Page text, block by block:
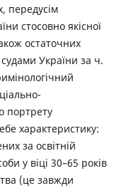
передусім
стосовно якісної
остаточних
України за ч.
портрету
характеристику:
за освітній
у віці 30–65 років
(це завжди